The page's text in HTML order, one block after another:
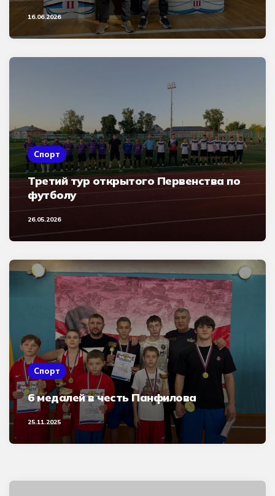
16.06.2026
Спорт
Третий тур открытого Первенства по
футболу
26.05.2026
Спорт
6 медалей в честь Панфилова
25.11.2025